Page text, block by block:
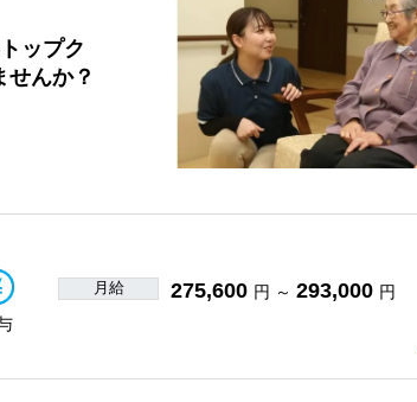
ップク
んか？
月給 275,600 円 ～ 293,000 円